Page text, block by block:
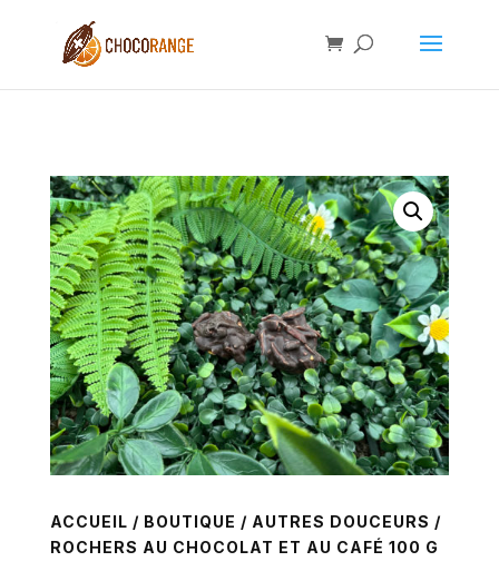
ACCUEIL / BOUTIQUE / AUTRES DOUCEURS /
ROCHERS AU CHOCOLAT ET AU CAFÉ 100 G